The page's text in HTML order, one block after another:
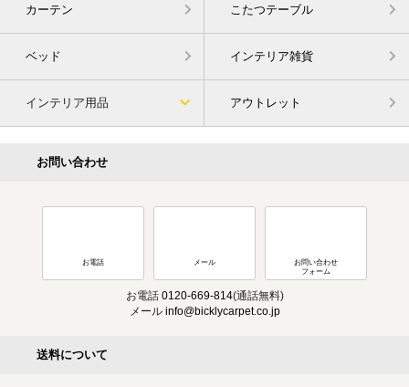
カーテン こたつテーブル
ベッド インテリア雑貨
インテリア用品 アウトレット
お問い合わせ
お電話 メール
お問い合わせ
フォーム
お電話 0120-669-814(通話無料)
メール info@bicklycarpet.co.jp
送料について